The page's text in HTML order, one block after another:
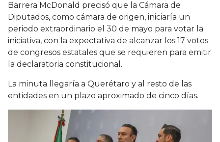
Barrera McDonald precisó que la Cámara de
Diputados, como cámara de origen, iniciaría un
periodo extraordinario el 30 de mayo para votar la
iniciativa, con la expectativa de alcanzar los 17 votos
de congresos estatales que se requieren para emitir
la declaratoria constitucional.
La minuta llegaría a Querétaro y al resto de las
entidades en un plazo aproximado de cinco días.